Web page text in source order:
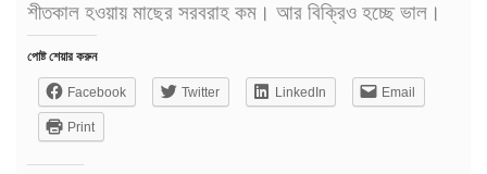
শীতকাল হওয়ায় মাছের সরবরাহ কম। আর বিক্রিও হচ্ছে ভাল।
পোষ্ট শেয়ার করুন
Facebook Twitter LinkedIn Email
Print